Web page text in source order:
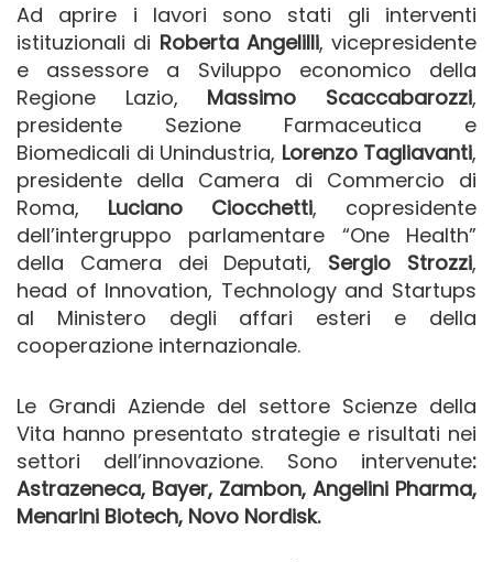
Ad aprire i lavori sono stati gli interventi
istituzionali di Roberta Angelilli, vicepresidente
e assessore a Sviluppo economico della
Regione Lazio, Massimo Scaccabarozzi,
presidente Sezione Farmaceutica e
Biomedicali di Unindustria, Lorenzo Tagliavanti,
presidente della Camera di Commercio di
Roma, Luciano Ciocchetti, copresidente
dell’intergruppo parlamentare “One Health”
della Camera dei Deputati, Sergio Strozzi,
head of Innovation, Technology and Startups
al Ministero degli affari esteri e della
cooperazione internazionale.
Le Grandi Aziende del settore Scienze della
Vita hanno presentato strategie e risultati nei
settori dell’innovazione. Sono intervenute:
Astrazeneca, Bayer, Zambon, Angelini Pharma,
Menarini Biotech, Novo Nordisk.